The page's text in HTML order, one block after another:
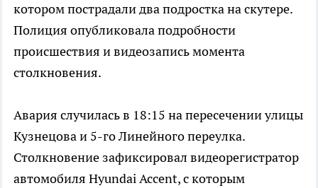
котором пострадали два подростка на скутере.
Полиция опубликовала подробности
происшествия и видеозапись момента
столкновения.
Авария случилась в 18:15 на пересечении улицы
Кузнецова и 5-го Линейного переулка.
Столкновение зафиксировал видеорегистратор
автомобиля Hyundai Accent, с которым